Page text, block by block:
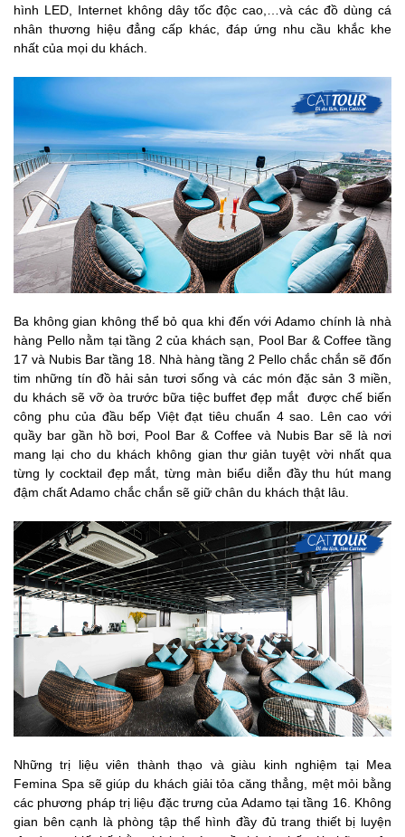
hình LED, Internet không dây tốc độc cao,…và các đồ dùng cá
nhân thương hiệu đẳng cấp khác, đáp ứng nhu cầu khắc khe
nhất của mọi du khách.
Ba không gian không thể bỏ qua khi đến với Adamo chính là nhà
hàng Pello nằm tại tầng 2 của khách sạn, Pool Bar & Coffee tầng
17 và Nubis Bar tầng 18. Nhà hàng tầng 2 Pello chắc chắn sẽ đốn
tim những tín đồ hải sản tươi sống và các món đặc sản 3 miền,
du khách sẽ vỡ òa trước bữa tiệc buffet đẹp mắt được chế biến
công phu của đầu bếp Việt đạt tiêu chuẩn 4 sao. Lên cao với
quầy bar gần hồ bơi, Pool Bar & Coffee và Nubis Bar sẽ là nơi
mang lại cho du khách không gian thư giản tuyệt vời nhất qua
từng ly cocktail đẹp mắt, từng màn biểu diễn đầy thu hút mang
đậm chất Adamo chắc chắn sẽ giữ chân du khách thật lâu.
Những trị liệu viên thành thạo và giàu kinh nghiệm tại Mea
Femina Spa sẽ giúp du khách giải tỏa căng thẳng, mệt mỏi bằng
các phương pháp trị liệu đặc trưng của Adamo tại tầng 16. Không
gian bên cạnh là phòng tập thể hình đầy đủ trang thiết bị luyện